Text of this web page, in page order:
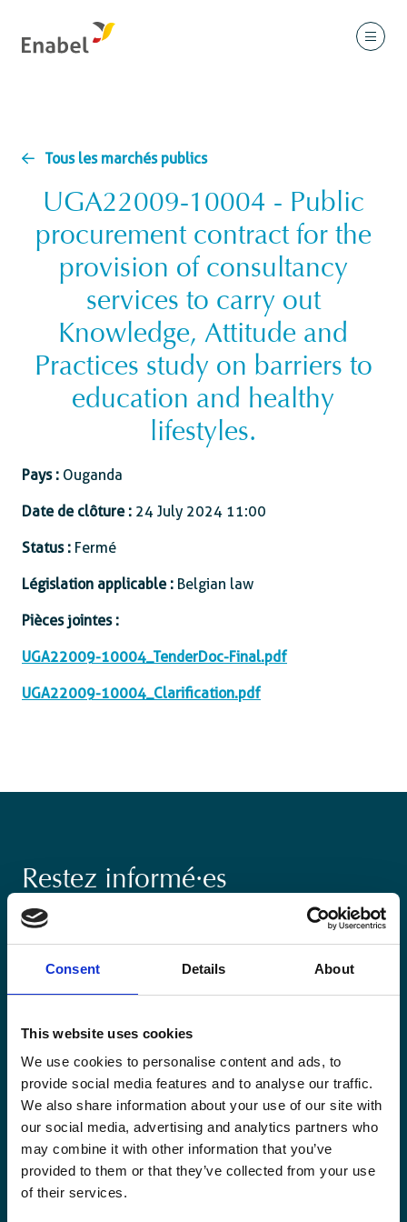
Consent Details About
This website uses cookies
We use cookies to personalise content and ads, to
provide social media features and to analyse our traffic.
We also share information about your use of our site with
our social media, advertising and analytics partners who
may combine it with other information that you’ve
provided to them or that they’ve collected from your use
of their services.
Tous les marchés publics
UGA22009-10004 - Public
procurement contract for the
provision of consultancy
services to carry out
Knowledge, Attitude and
Practices study on barriers to
education and healthy
lifestyles.
Pays : Ouganda
Date de clôture : 24 July 2024 11:00
Status : Fermé
Législation applicable : Belgian law
Pièces jointes :
UGA22009-10004_TenderDoc-Final.pdf
UGA22009-10004_Clarification.pdf
Restez informé·es
Suivez nos actions ainsi que les dernières tendances en
matière de coopération au développement.
Email
*
Consent
Oui, je m'inscris à la newsletter*
CAPTCHA